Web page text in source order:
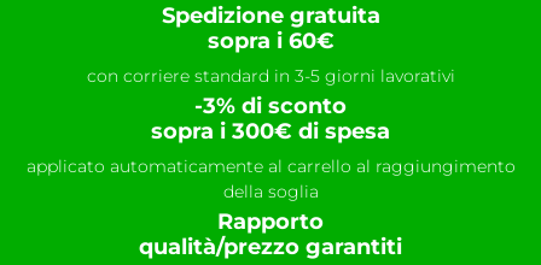
Spedizione gratuita
sopra i 60€
con corriere standard in 3-5 giorni lavorativi
-3% di sconto
sopra i 300€ di spesa
applicato automaticamente al carrello al raggiungimento
della soglia
Rapporto
qualità/prezzo garantiti